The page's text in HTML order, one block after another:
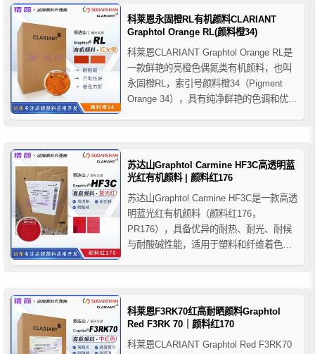
科莱恩永固橙RL有机颜料CLARIANT
Graphtol Orange RL(颜料橙34)
科莱恩CLARIANT Graphtol Orange RL是
一款鲜艳的亮橙色偶氮类有机颜料，也叫
永固橙RL，索引号颜料橙34（Pigment
Orange 34），具有纯净鲜艳的色调和优异
苏达山Graphtol Carmine HF3C高透明蓝
光红有机颜料 | 颜料红176
苏达山Graphtol Carmine HF3C是一款高透
明蓝光红有机颜料（颜料红176，
PR176），具备优异的耐热、耐光、耐候
与耐酸碱性能，适用于塑料和纤维着色，
科莱恩F3RK70红高耐晒颜料Graphtol
Red F3RK 70｜颜料红170
科莱恩CLARIANT Graphtol Red F3RK70